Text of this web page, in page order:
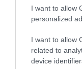
I want to allow
personalized
I want to allow
related to
device